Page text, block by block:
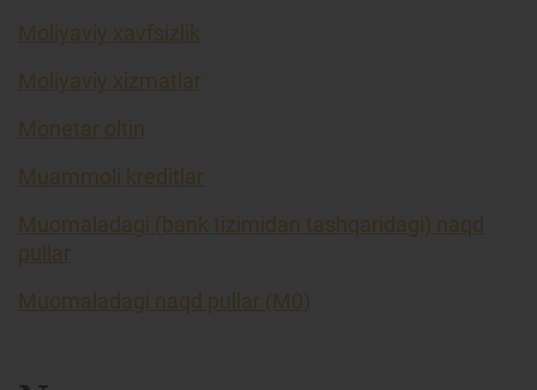
Moliyaviy xavfsizlik
Moliyaviy xizmatlar
Monetar oltin
Muammoli kreditlar
Muomaladagi (bank tizimidan tashqaridagi) naqd
pullar
Muomaladagi naqd pullar (M0)